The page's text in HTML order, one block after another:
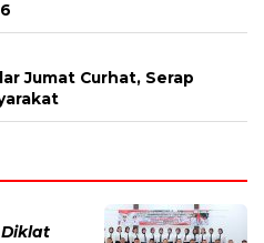
Jumat Curhat, Serap
Diklat